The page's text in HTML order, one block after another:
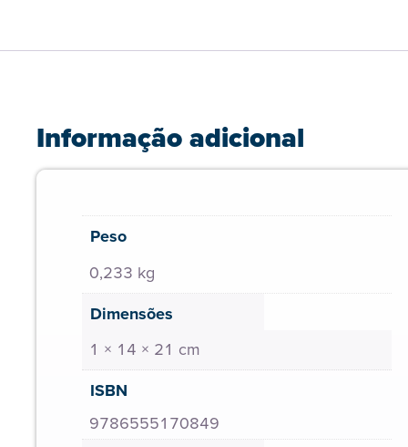
Informação adicional
Peso
0,233 kg
Dimensões
1 × 14 × 21 cm
ISBN
9786555170849